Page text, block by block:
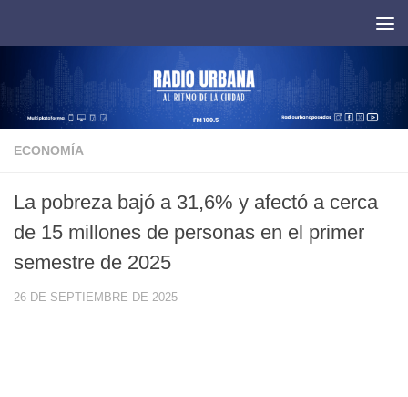
ECONOMÍA
La pobreza bajó a 31,6% y afectó a cerca
de 15 millones de personas en el primer
semestre de 2025
26 DE SEPTIEMBRE DE 2025